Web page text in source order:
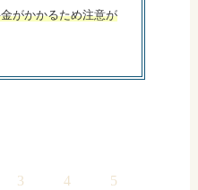
がかかるため注意が
3 4 5